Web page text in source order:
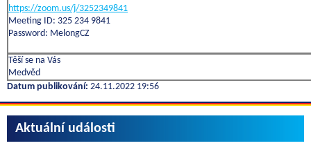
https://zoom.us/j/3252349841
Meeting ID: 325 234 9841
Password: MelongCZ
Těší se na Vás
Medvěd
Datum publikování: 24.11.2022 19:56
Aktuální události